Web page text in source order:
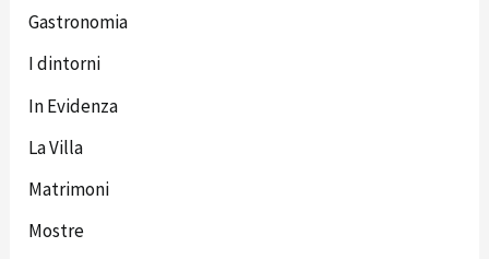
Gastronomia
I dintorni
In Evidenza
La Villa
Matrimoni
Mostre